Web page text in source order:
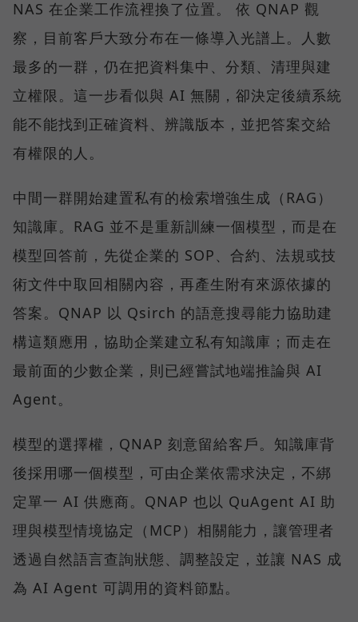
NAS 在企業工作流裡換了位置。 依 QNAP 觀
察，目前客戶大致分布在一條導入光譜上。人數
最多的一群，仍在把資料集中、分類、清理與建
立權限。這一步看似與 AI 無關，卻決定後續系統
能不能找到正確資料、辨識版本，並把答案交給
有權限的人。
中間一群開始建置私有的檢索增強生成（RAG）
知識庫。RAG 並不是重新訓練一個模型，而是在
模型回答前，先從企業的 SOP、合約、法規或技
術文件中取回相關內容，再產生附有來源依據的
答案。QNAP 以 Qsirch 的語意搜尋能力協助建
構這類應用，協助企業建立私有知識庫；而走在
最前面的少數企業，則已經嘗試地端推論與 AI
Agent。
模型的選擇權，QNAP 刻意留給客戶。知識庫背
後採用哪一個模型，可由企業依需求決定，不綁
定單一 AI 供應商。QNAP 也以 QuAgent AI 助
理與模型情境協定（MCP）相關能力，讓管理者
透過自然語言查詢狀態、調整設定，並讓 NAS 成
為 AI Agent 可調用的資料節點。